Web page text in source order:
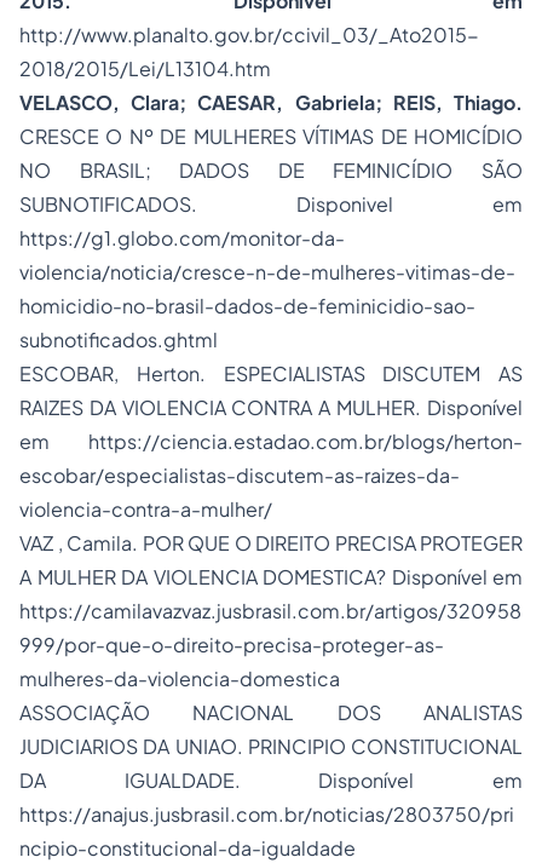
http://www.planalto.gov.br/ccivil_03/_Ato2015-
2018/2015/Lei/L13104.htm
VELASCO, Clara; CAESAR, Gabriela; REIS, Thiago.
CRESCE O Nº DE MULHERES VÍTIMAS DE HOMICÍDIO
NO BRASIL; DADOS DE FEMINICÍDIO SÃO
SUBNOTIFICADOS. Disponivel em
https://g1.globo.com/monitor-da-
violencia/noticia/cresce-n-de-mulheres-vitimas-de-
homicidio-no-brasil-dados-de-feminicidio-sao-
subnotificados.ghtml
ESCOBAR, Herton. ESPECIALISTAS DISCUTEM AS
RAIZES DA VIOLENCIA CONTRA A MULHER. Disponível
em https://ciencia.estadao.com.br/blogs/herton-
escobar/especialistas-discutem-as-raizes-da-
violencia-contra-a-mulher/
VAZ , Camila. POR QUE O DIREITO PRECISA PROTEGER
A MULHER DA VIOLENCIA DOMESTICA? Disponível em
https://camilavazvaz.jusbrasil.com.br/artigos/320958
999/por-que-o-direito-precisa-proteger-as-
mulheres-da-violencia-domestica
ASSOCIAÇÃO NACIONAL DOS ANALISTAS
JUDICIARIOS DA UNIAO. PRINCIPIO CONSTITUCIONAL
DA IGUALDADE. Disponível em
https://anajus.jusbrasil.com.br/noticias/2803750/pri
ncipio-constitucional-da-igualdade